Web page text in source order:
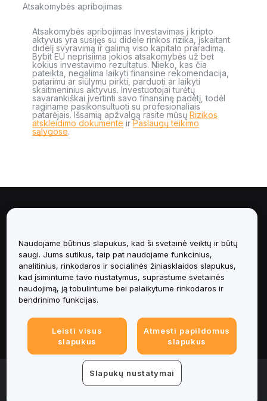
Atsakomybės apribojimas
Atsakomybės apribojimas Investavimas į kripto
aktyvus yra susijęs su didele rinkos rizika, įskaitant
didelį svyravimą ir galimą viso kapitalo praradimą.
Bybit EU neprisiima jokios atsakomybės už bet
kokius investavimo rezultatus. Nieko, kas čia
pateikta, negalima laikyti finansine rekomendacija,
patarimu ar siūlymu pirkti, parduoti ar laikyti
skaitmeninius aktyvus. Investuotojai turėtų
savarankiškai įvertinti savo finansinę padėtį, todėl
raginame pasikonsultuoti su profesionaliais
patarėjais. Išsamią apžvalgą rasite mūsų Rizikos
atskleidimo dokumente irPaslaugų teikimo
sąlygose.
Paslaugos
Pagalba
Produktai
Teisinė informacija
© 2025-2026 Bybit.eu. All rights reserved.
Naudojame būtinus slapukus, kad ši svetainė veiktų ir būtų
saugi. Jums sutikus, taip pat naudojame funkcinius,
analitinius, rinkodaros ir socialinės žiniasklaidos slapukus,
kad įsimintume tavo nustatymus, suprastume svetainės
naudojimą, ją tobulintume bei palaikytume rinkodaros ir
bendrinimo funkcijas.
Leisti visus
slapukus
Atmesti papildomus
slapukus
Slapukų nustatymai